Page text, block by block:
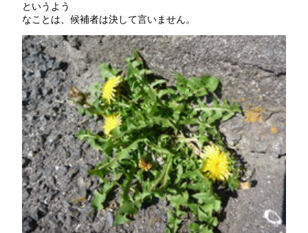
というよう
なことは、候補者は決して言いません。